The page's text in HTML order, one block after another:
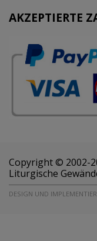
AKZEPTIERTE
Copyright © 2002-
Liturgische
DESIGN UND